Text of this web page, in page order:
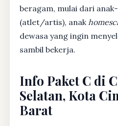
beragam, mulai dari
(atlet/artis), anak
dewasa yang ingin
sambil bekerja.
Info Paket C di
Selatan, Kota
Barat